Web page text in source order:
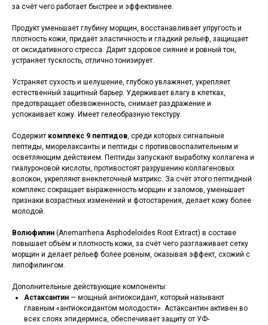
за счёт чего работает быстрее и эффективнее.
Продукт уменьшает глубину морщин, восстанавливает упругость и
плотность кожи, придаёт эластичность и гладкий рельеф, защищает
от оксидативного стресса. Дарит здоровое сияние и ровный тон,
устраняет тусклость, отлично тонизирует.
Устраняет сухость и шелушение, глубоко увлажянет, укрепляет
естественный защитный барьер. Удерживает влагу в клетках,
предотвращает обезвоженность, снимает раздражение и
успокаивает кожу. Имеет гелеобразную текстуру.
Содержит комплекс 9 пептидов, среди которых сигнальные
пептиды, миорелаксанты и пептиды с противовоспалительным и
осветляющим действием. Пептиды запускают выработку коллагена и
гиалуроновой кислоты, противостоят разрушению коллагеновых
волокон, укрепляют внеклеточный матрикс. За счёт этого пептидный
комплекс сокращает выраженность морщин и заломов, уменьшает
признаки возрастных изменений и фотостарения, делает кожу более
молодой.
Волюфилин (Anemarrhena Asphodeloides Root Extract) в составе
повышает объём и плотность кожи, за счёт чего разглаживает сетку
морщин и делает рельеф более ровным, оказывая эффект, схожий с
липофилингом.
Дополнительные действующие компоненты:
Астаксантин — мощный антиоксидант, который называют
главным «антиоксидантом молодости». Астаксантин активен во
всех слоях эпидермиса, обеспечивает защиту от УФ-